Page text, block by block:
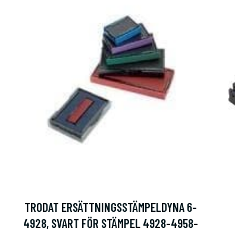
TRODAT ERSÄTTNINGSSTÄMPELDYNA 6-
4928, SVART FÖR STÄMPEL 4928-4958-